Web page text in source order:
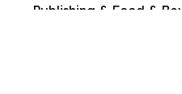
Publishing & Food &